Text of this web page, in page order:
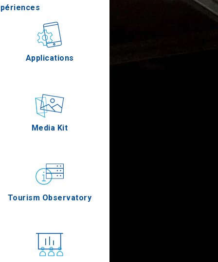
Applications
Media Kit
Tourism Observatory